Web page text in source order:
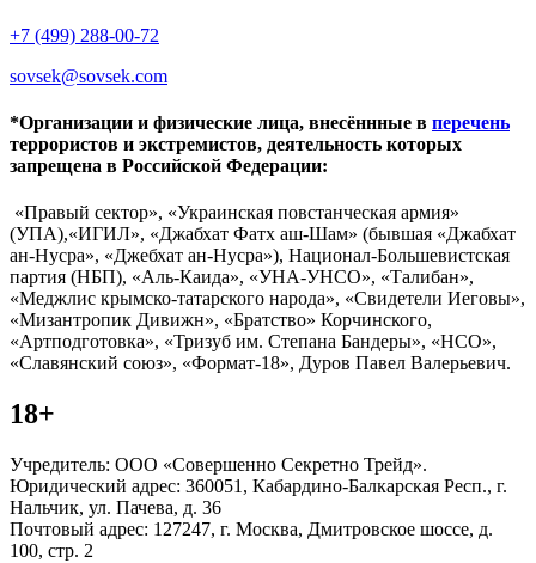
+7 (499) 288-00-72
sovsek@sovsek.com
*Организации и физические лица, внесённные в перечень
террористов и экстремистов, деятельность которых
запрещена в Российской Федерации:
«Правый сектор», «Украинская повстанческая армия»
(УПА),«ИГИЛ», «Джабхат Фатх аш-Шам» (бывшая «Джабхат
ан-Нусра», «Джебхат ан-Нусра»), Национал-Большевистская
партия (НБП), «Аль-Каида», «УНА-УНСО», «Талибан»,
«Меджлис крымско-татарского народа», «Свидетели Иеговы»,
«Мизантропик Дивижн», «Братство» Корчинского,
«Артподготовка», «Тризуб им. Степана Бандеры», «НСО»,
«Славянский союз», «Формат-18», Дуров Павел Валерьевич.
18+
Учредитель: ООО «Совершенно Секретно Трейд».
Юридический адрес: 360051, Кабардино-Балкарская Респ., г.
Нальчик, ул. Пачева, д. 36
Почтовый адрес: 127247, г. Москва, Дмитровское шоссе, д.
100, стр. 2